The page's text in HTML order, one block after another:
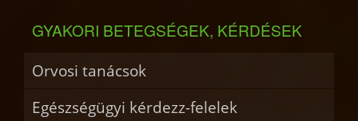
GYAKORI BETEGSÉGEK, KÉRDÉSEK
Orvosi tanácsok
Egészségügyi kérdezz-felelek